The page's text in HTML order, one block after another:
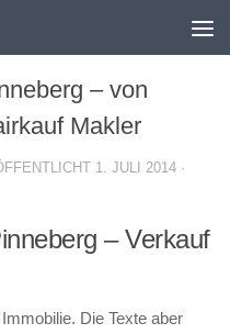
– von
Makler
1. JULI 2014 ·
– Verkauf
Die Texte aber